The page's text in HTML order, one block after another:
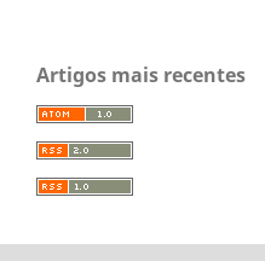
Artigos mais recentes